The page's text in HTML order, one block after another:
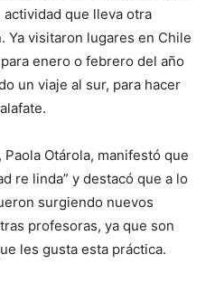
que lleva otra
Ya visitaron lugares en Chile
enero o febrero del año
un viaje al sur, para hacer
, Paola Otárola, manifestó que
re linda” y destacó que a lo
surgiendo nuevos
profesoras, ya que son
les gusta esta práctica.